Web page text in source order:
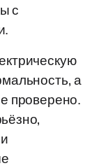
с
а
проверено.